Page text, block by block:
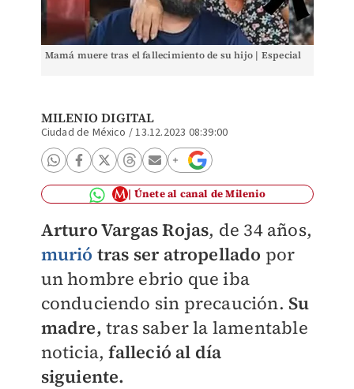
Mamá muere tras el fallecimiento de su hijo | Especial
MILENIO DIGITAL
Ciudad de México /13.12.2023 08:39:00
Únete al canal de Milenio
Arturo Vargas Rojas, de 34 años,
murió tras ser atropellado por
un hombre ebrio que iba
conduciendo sin precaución. Su
madre, tras saber la lamentable
noticia,falleció al día
siguiente.